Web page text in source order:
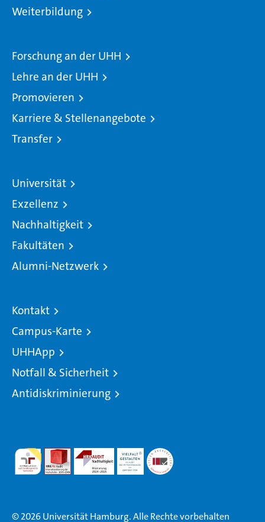
Weiterbildung
Forschung an der UHH
Lehre an der UHH
Promovieren
Karriere & Stellenangebote
Transfer
Universität
Exzellenz
Nachhaltigkeit
Fakultäten
Alumni-Netzwerk
Kontakt
Campus-Karte
UHHApp
Notfall & Sicherheit
Antidiskriminierung
© 2026 Universität Hamburg. Alle Rechte vorbehalten